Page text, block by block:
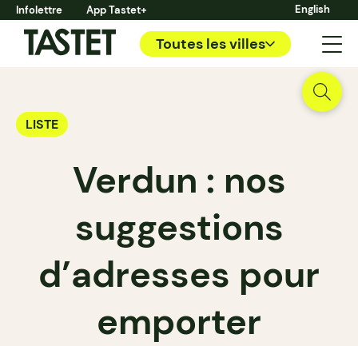
Infolettre App Tastet+ English
Toutes les villes
LISTE
Verdun : nos
suggestions
d’adresses pour
emporter